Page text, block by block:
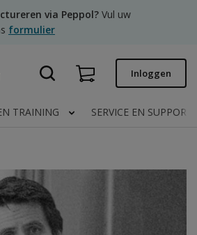
via Peppol? Vul uw
formulier
Inloggen
TRAINING SERVICE EN SUPPORT